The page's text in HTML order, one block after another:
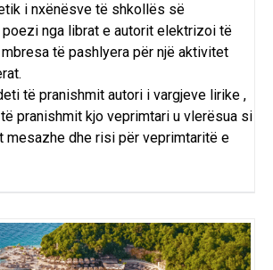
i nxënësve të shkollës së
nga librat e autorit elektrizoi të
të pashlyera për një aktivitet
të pranishmit autori i vargjeve lirike ,
pranishmit kjo veprimtari u vlerësua si
mesazhe dhe risi për veprimtaritë e